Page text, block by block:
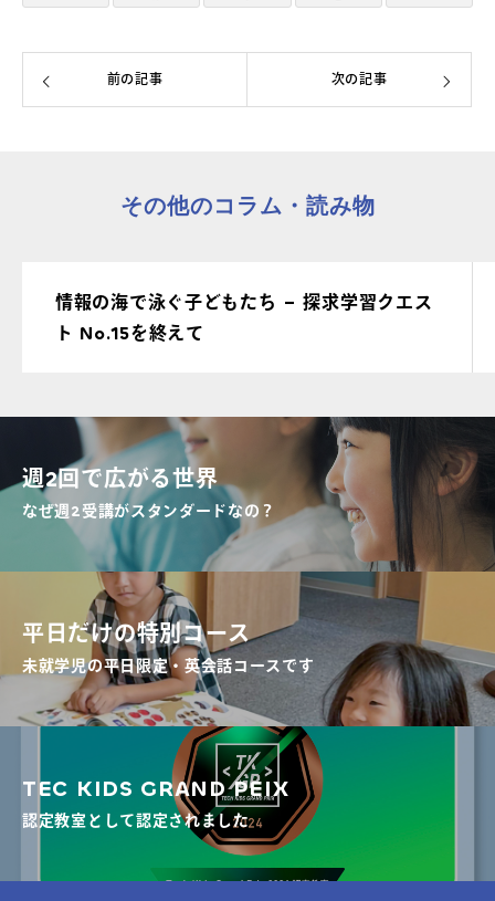
前の記事 次の記事
その他のコラム・読み物
情報の海で泳ぐ子どもたち – 探求学習クエス
ト No.15を終えて
週2回で広がる世界
なぜ週2受講がスタンダードなの？
平日だけの特別コース
未就学児の平日限定・英会話コースです
TEC KIDS GRAND PEIX
認定教室として認定されました